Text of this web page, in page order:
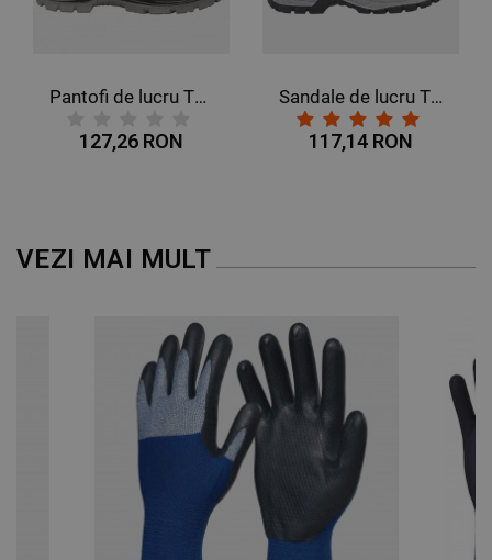
Pantofi de lucru TOLEDO PRO LOW S3
127,26 RON
Sandale de lucru TOUAREG SANDAL O1
117,14 RON
VEZI MAI MULT
DE FUNCŢIONALITATE